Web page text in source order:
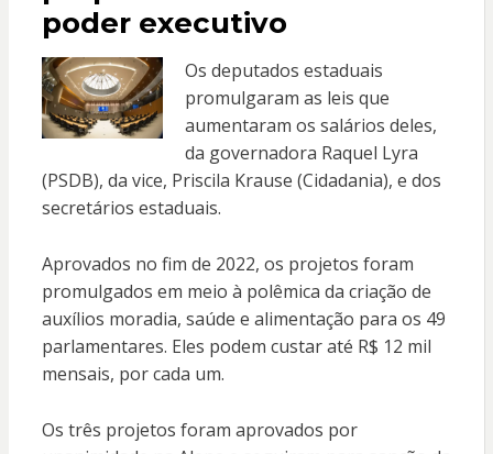
poder executivo
Os deputados estaduais
promulgaram as leis que
aumentaram os salários deles,
da governadora Raquel Lyra
(PSDB), da vice, Priscila Krause (Cidadania), e dos
secretários estaduais.
Aprovados no fim de 2022, os projetos foram
promulgados em meio à polêmica da criação de
auxílios moradia, saúde e alimentação para os 49
parlamentares. Eles podem custar até R$ 12 mil
mensais, por cada um.
Os três projetos foram aprovados por